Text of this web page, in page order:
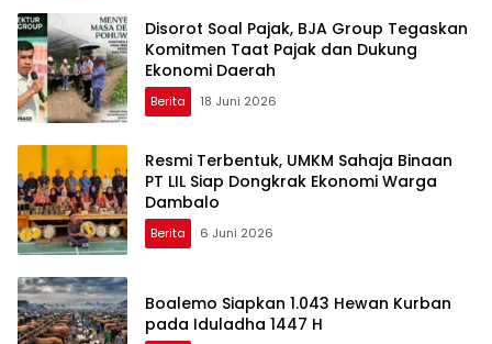
Disorot Soal Pajak, BJA Group Tegaskan
Komitmen Taat Pajak dan Dukung
Ekonomi Daerah
Berita 18 Juni 2026
Resmi Terbentuk, UMKM Sahaja Binaan
PT LIL Siap Dongkrak Ekonomi Warga
Dambalo
Berita 6 Juni 2026
Boalemo Siapkan 1.043 Hewan Kurban
pada Iduladha 1447 H